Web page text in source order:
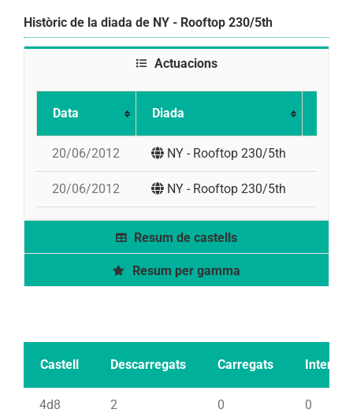
Històric de la diada de NY - Rooftop 230/5th
Actuacions
Data Diada
20/06/2012 NY - Rooftop 230/5th
20/06/2012 NY - Rooftop 230/5th
Resum de castells
Resum per gamma
Castell Descarregats Carregats Intents
4d8 2 0 0